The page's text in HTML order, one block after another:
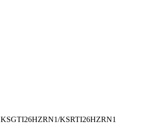
KSRTI26HZRN1